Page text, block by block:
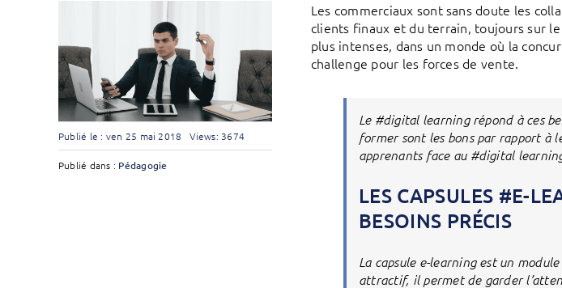
Publié le : ven 25 mai 2018 Views: 3674
Publié dans : Pédagogie
Les commerciaux sont sans doute les
clients finaux et du terrain, toujours sur
plus intenses, dans un monde où la
challenge pour les forces de vente.
Le #digital learning répond à ces
former sont les bons par rapport à
apprenants face au #digital
LES CAPSULES #E-
BESOINS PRÉCIS
La capsule e-learning est un
attractif, il permet de garder